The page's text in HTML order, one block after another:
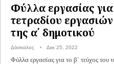
Φύλλα εργασίας για
τετραδίου
της α΄ δημοτικού
Δάσκαλος Δεκ 25, 2022
Φύλλα εργασίας για το β΄ τεύχος